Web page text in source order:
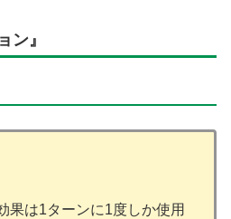
ン』
果は1ターンに1度しか使用